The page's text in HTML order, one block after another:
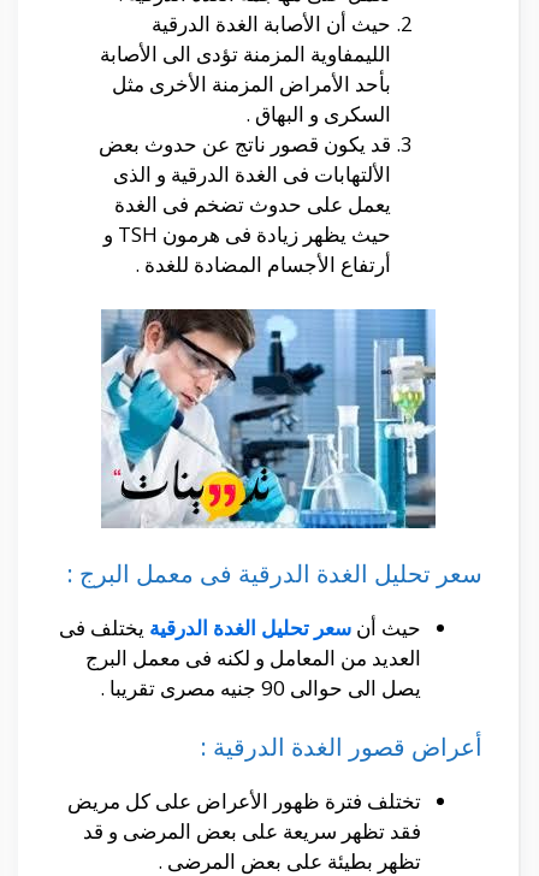
حيث أن الأصابة الغدة الدرقية
الليمفاوية المزمنة تؤدى الى الأصابة
بأحد الأمراض المزمنة الأخرى مثل
السكرى و البهاق .
قد يكون قصور ناتج عن حدوث بعض
الألتهابات فى الغدة الدرقية و الذى
يعمل على حدوث تضخم فى الغدة
حيث يظهر زيادة فى هرمون TSH و
أرتفاع الأجسام المضادة للغدة .
سعر تحليل الغدة الدرقية فى معمل البرج :
حيث أن سعر تحليل الغدة الدرقية يختلف فى
العديد من المعامل و لكنه فى معمل البرج
يصل الى حوالى 90 جنيه مصرى تقريبا .
أعراض قصور الغدة الدرقية :
تختلف فترة ظهور الأعراض على كل مريض
فقد تظهر سريعة على بعض المرضى و قد
تظهر بطيئة على بعض المرضى .